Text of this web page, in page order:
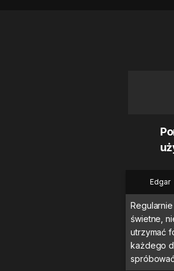
Edgar
świetne,
utrzymać
każdego